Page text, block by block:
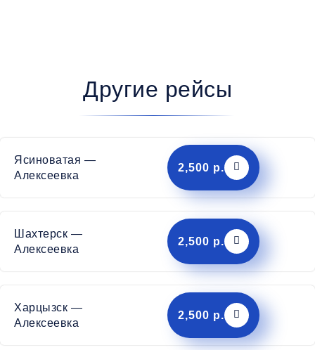
Другие рейсы
Ясиноватая —
Алексеевка
2,500 р.
Шахтерск —
Алексеевка
2,500 р.
Харцызск —
Алексеевка
2,500 р.